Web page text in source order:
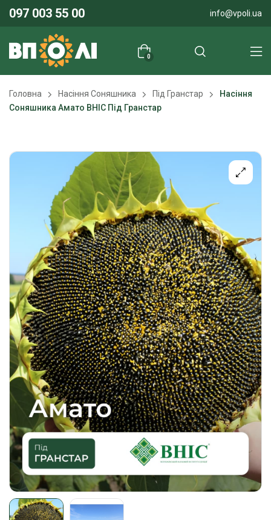
097 003 55 00 info@vpoli.ua
0
Головна Насіння Соняшника Під Гранстар
Насіння
Соняшника Амато ВНІС Під Гранстар